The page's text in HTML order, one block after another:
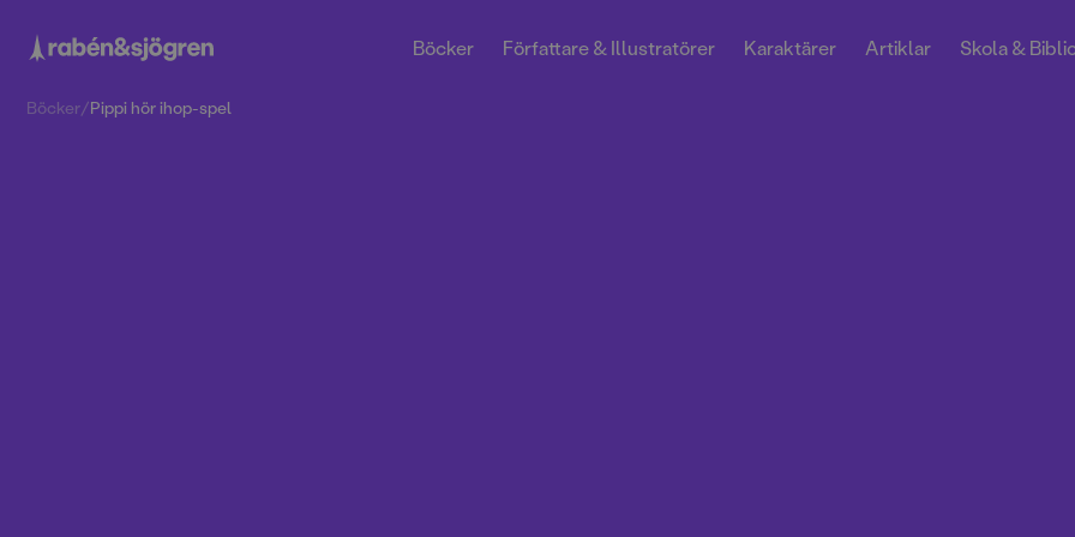
Böcker Författare & Illustratörer Karaktärer Artiklar Skola &
Böcker/Pippi hör ihop-spel